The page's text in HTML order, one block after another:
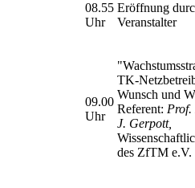
08.55
Uhr
Eröffnung
Veranstalter
09.00
Uhr
TK-
Wunsch und
Referent: Prof.
J. Gerpott,
des ZfTM e.V.